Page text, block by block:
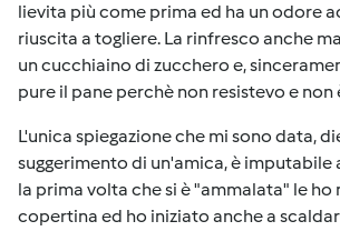
lievita più come prima ed ha un odore
riuscita a togliere. La rinfresco anche
un cucchiaino di zucchero e,
pure il pane perchè non resistevo e non
L'unica spiegazione che mi sono data,
suggerimento di un'amica, è
la prima volta che si è "ammalata" le ho
copertina ed ho iniziato anche a